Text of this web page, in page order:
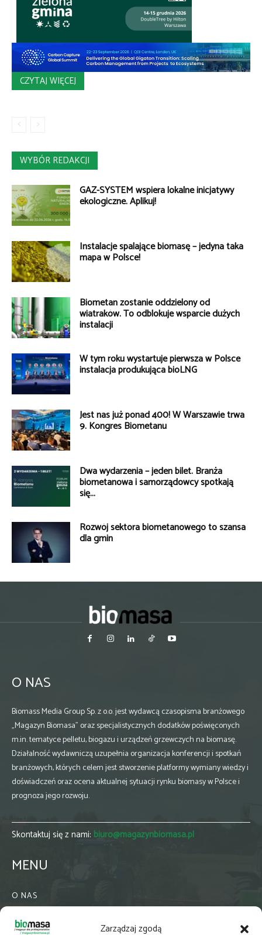
Zarządzaj zgodą
CZYTAJ WIĘCEJ
WYBÓR REDAKCJI
GAZ-SYSTEM wspiera lokalne inicjatywy
ekologiczne. Aplikuj!
Instalacje spalające biomasę – jedyna taka
mapa w Polsce!
Biometan zostanie oddzielony od
wiatraków. To odblokuje wsparcie dużych
instalacji
W tym roku wystartuje pierwsza w Polsce
instalacja produkująca bioLNG
Jest nas już ponad 400! W Warszawie trwa
9. Kongres Biometanu
Dwa wydarzenia – jeden bilet. Branża
biometanowa i samorządowcy spotkają
się...
Rozwój sektora biometanowego to szansa
dla gmin
O NAS
Biomass Media Group Sp. z o.o. jest wydawcą czasopisma branżowego
„Magazyn Biomasa” oraz specjalistycznych dodatków poświęconych
m.in. tematyce pelletu, biogazu i urządzeń grzewczych na biomasę.
Działalność wydawniczą uzupełnia organizacja konferencji i spotkań
branżowych, których celem jest stworzenie platformy wymiany wiedzy i
doświadczeń oraz ocena aktualnej sytuacji rynku biomasy w Polsce i
prognoza jego rozwoju.
Skontaktuj się z nami: biuro@magazynbiomasa.pl
MENU
O NAS
WSPÓŁPRACA